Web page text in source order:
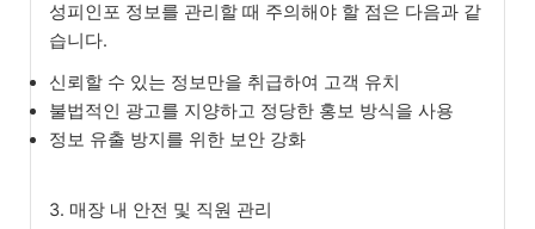
성피인포 정보를 관리할 때 주의해야 할 점은 다음과 같
습니다.
신뢰할 수 있는 정보만을 취급하여 고객 유치
불법적인 광고를 지양하고 정당한 홍보 방식을 사용
정보 유출 방지를 위한 보안 강화
3. 매장 내 안전 및 직원 관리